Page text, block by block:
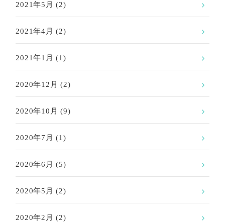
2021年5月 (2)
2021年4月 (2)
2021年1月 (1)
2020年12月 (2)
2020年10月 (9)
2020年7月 (1)
2020年6月 (5)
2020年5月 (2)
2020年2月 (2)